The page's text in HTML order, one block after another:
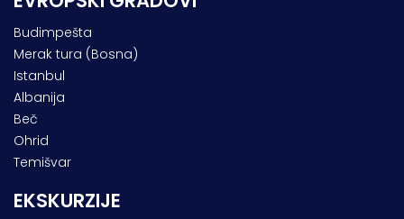
Budimpešta
Merak tura (Bosna)
Istanbul
Albanija
Beč
Ohrid
Temišvar
EKSKURZIJE